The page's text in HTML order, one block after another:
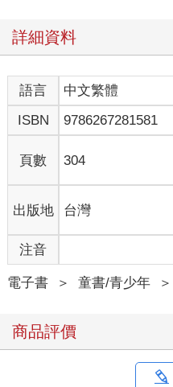
詳細資料
語言 中文繁體
ISBN
9786267281581
頁數 304
出版地 台灣
注音
電子書 ＞ 童書/青少年 ＞
商品評價